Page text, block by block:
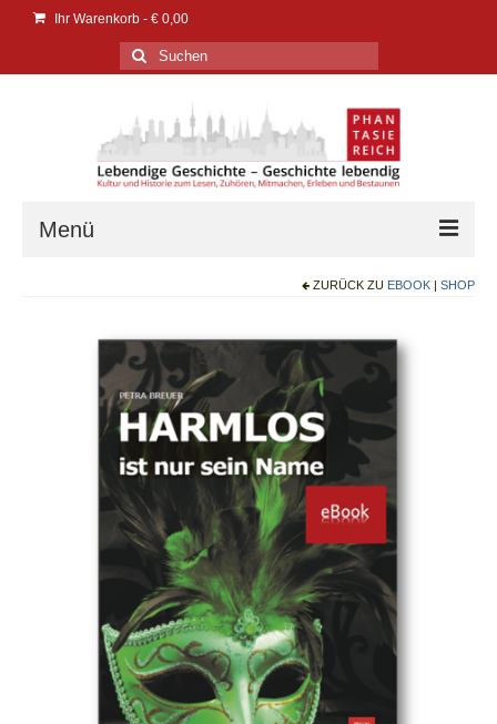
Ihr Warenkorb - € 0,00
Suchen
nach:
Menü
Verlag
Events | Messen
PresseService
PresseEcho
Kontakt
Bibliotheken
Buchhandel
Hörpfade
Service
ZURÜCK ZU EBOOK SHOP